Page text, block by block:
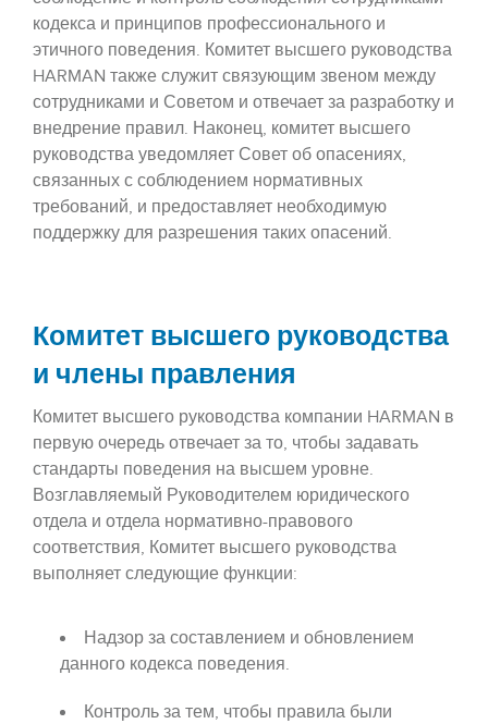
кодекса и принципов профессионального и
этичного поведения. Комитет высшего руководства
HARMAN также служит связующим звеном между
сотрудниками и Советом и отвечает за разработку и
внедрение правил. Наконец, комитет высшего
руководства уведомляет Совет об опасениях,
связанных с соблюдением нормативных
требований, и предоставляет необходимую
поддержку для разрешения таких опасений.
Комитет высшего руководства
и члены правления
Комитет высшего руководства компании HARMAN в
первую очередь отвечает за то, чтобы задавать
стандарты поведения на высшем уровне.
Возглавляемый Руководителем юридического
отдела и отдела нормативно-правового
соответствия, Комитет высшего руководства
выполняет следующие функции:
Надзор за составлением и обновлением
данного кодекса поведения.
Контроль за тем, чтобы правила были